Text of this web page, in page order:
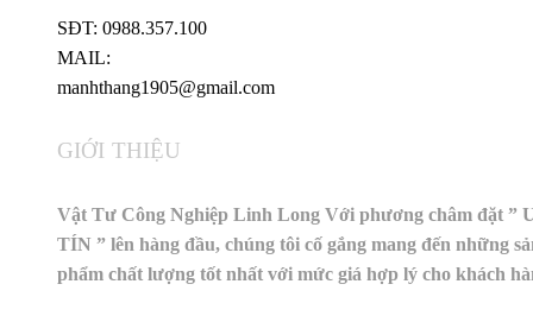
SĐT: 0988.357.100
MAIL:
manhthang1905@gmail.com
GIỚI THIỆU
Vật Tư Công Nghiệp Linh Long Với phương châm đặt ”
TÍN ” lên hàng đầu, chúng tôi cố gắng mang đến những
phẩm chất lượng tốt nhất với mức giá hợp lý cho khách